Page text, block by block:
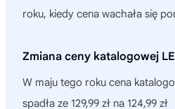
roku, kiedy cena wachała się
Zmiana ceny katalogowej
W maju tego roku cena
spadła ze 129,99 zł na 124,99 zł